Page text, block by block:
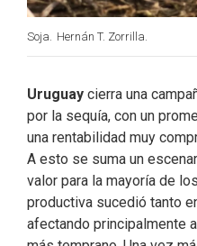
Soja. Hernán T. Zorrilla.
Uruguay cierra una
por la sequía, con un
una rentabilidad muy
A esto se suma un
valor para la mayoría de
productiva sucedió tanto
afectando principalmente